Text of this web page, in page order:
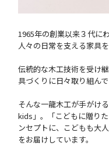
1965年の創業以来３代に
人々の日常を支える家具
伝統的な木工技術を受け
具づくりに日々取り組んで
そんな一龍木工が手がけ
kids」。「こどもに贈り
ンセプトに、こどもも大
をお届けしています。